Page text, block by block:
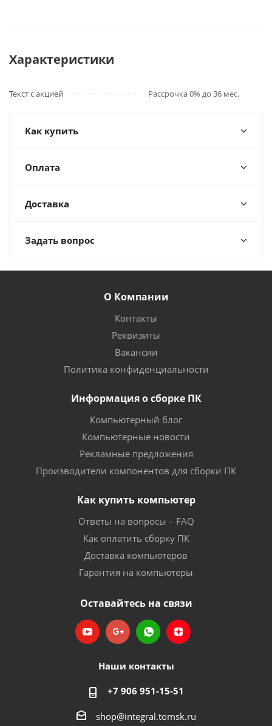
Характеристики
Текст с акцией Рассрочка 0% до 36 мес.
Как купить
Оплата
Доставка
Задать вопрос
О Компании
Контакты
Реквизиты
Вакансии
Политика конфиденциальности
Информация о сборке ПК
Компьютерный блог
Компьютерные новости
Рекламные предложения
Производители компонентов для сборки ПК
Как купить компьютер
Ответы на вопросы – FAQ
Как оплатить сборку ПК
Доставка компьютеров
Гарантия на компьютеры
Оставайтесь на связи
Наши контакты
+7 906 951-15-51
shop@integral.tomsk.ru